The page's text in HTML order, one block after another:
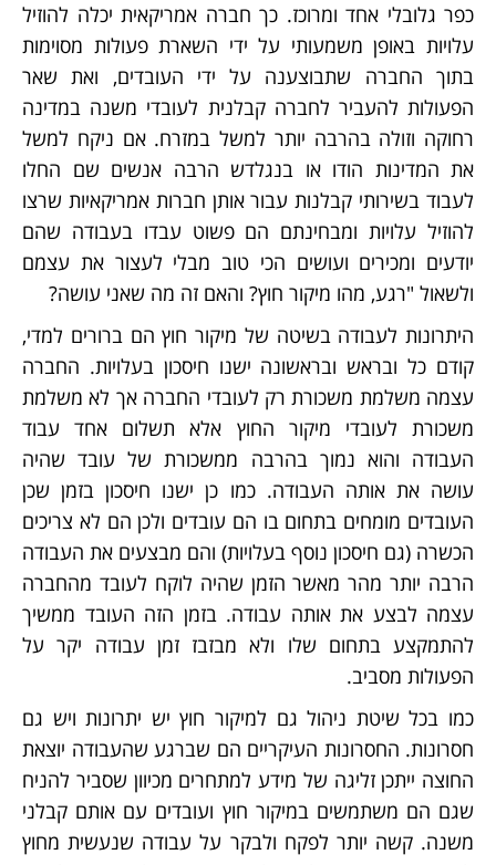
כפר גלובלי אחד ומרוכז. כך חברה אמריקאית יכלה להוזיל
עלויות באופן משמעותי על ידי השארת פעולות מסוימות
בתוך החברה שתבוצענה על ידי העובדים, ואת שאר
הפעולות להעביר לחברה קבלנית לעובדי משנה במדינה
רחוקה וזולה בהרבה יותר למשל במזרח. אם ניקח למשל
את המדינות הודו או בנגלדש הרבה אנשים שם החלו
לעבוד בשירותי קבלנות עבור אותן חברות אמריקאיות שרצו
להוזיל עלויות ומבחינתם הם פשוט עבדו בעבודה שהם
יודעים ומכירים ועושים הכי טוב מבלי לעצור את עצמם
ולשאול "רגע, מהו מיקור חוץ? והאם זה מה שאני עושה?
היתרונות לעבודה בשיטה של מיקור חוץ הם ברורים למדי,
קודם כל ובראש ובראשונה ישנו חיסכון בעלויות. החברה
עצמה משלמת משכורת רק לעובדי החברה אך לא משלמת
משכורת לעובדי מיקור החוץ אלא תשלום אחד עבוד
העבודה והוא נמוך בהרבה ממשכורת של עובד שהיה
עושה את אותה העבודה. כמו כן ישנו חיסכון בזמן שכן
העובדים מומחים בתחום בו הם עובדים ולכן הם לא צריכים
הכשרה (גם חיסכון נוסף בעלויות) והם מבצעים את העבודה
הרבה יותר מהר מאשר הזמן שהיה לוקח לעובד מהחברה
עצמה לבצע את אותה עבודה. בזמן הזה העובד ממשיך
להתמקצע בתחום שלו ולא מבזבז זמן עבודה יקר על
הפעולות מסביב.
כמו בכל שיטת ניהול גם למיקור חוץ יש יתרונות ויש גם
חסרונות. החסרונות העיקריים הם שברגע שהעבודה יוצאת
החוצה ייתכן זליגה של מידע למתחרים מכיוון שסביר להניח
שגם הם משתמשים במיקור חוץ ועובדים עם אותם קבלני
משנה. קשה יותר לפקח ולבקר על עבודה שנעשית מחוץ